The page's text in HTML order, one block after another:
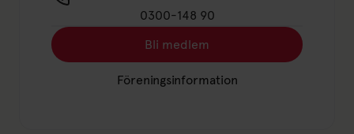
0300-148 90
Länk till: Bli medlem
Bli medlem
Länk till:
Föreningsinformation